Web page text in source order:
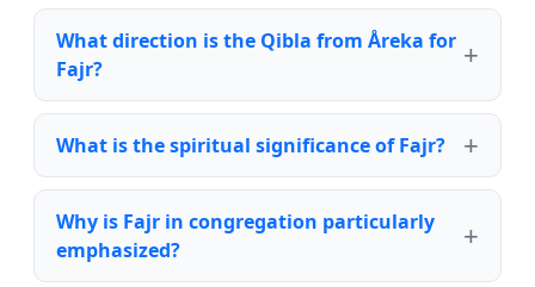
What direction is the Qibla from Åreka for
Fajr?
What is the spiritual significance of Fajr?
Why is Fajr in congregation particularly
emphasized?